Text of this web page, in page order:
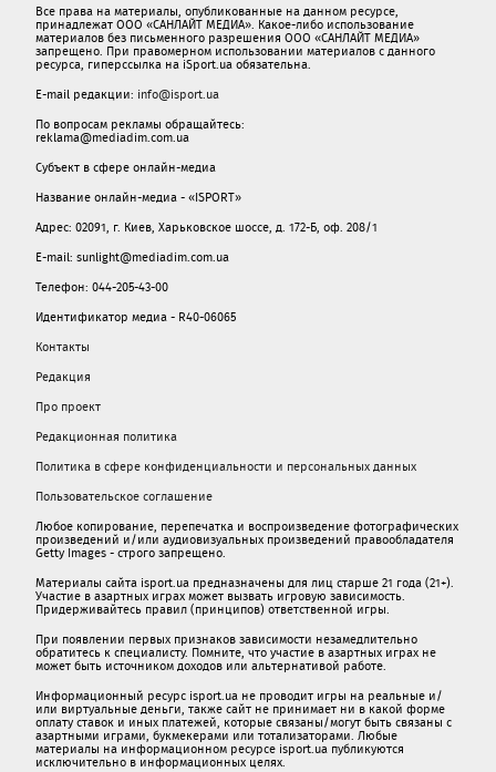
Все права на материалы, опубликованные на данном ресурсе,
принадлежат ООО «САНЛАЙТ МЕДИА». Какое-либо использование
материалов без письменного разрешения ООО «САНЛАЙТ МЕДИА»
запрещено. При правомерном использовании материалов с данного
ресурса, гиперссылка на iSport.ua обязательна.
E-mail редакции: info@isport.ua
По вопросам рекламы обращайтесь:
reklama@mediadim.com.ua
Субъект в сфере онлайн-медиа
Название онлайн-медиа - «ISPORT»
Адрес: 02091, г. Киев, Харьковское шоссе, д. 172-Б, оф. 208/1
E-mail: sunlight@mediadim.com.ua
Телефон: 044-205-43-00
Идентификатор медиа - R40-06065
Контакты
Редакция
Про проект
Редакционная политика
Политика в сфере конфиденциальности и персональных данных
Пользовательское соглашение
Любое копирование, перепечатка и воспроизведение фотографических
произведений и/или аудиовизуальных произведений правообладателя
Getty Images - строго запрещено.
Материалы сайта isport.ua предназначены для лиц старше 21 года (21+).
Участие в азартных играх может вызвать игровую зависимость.
Придерживайтесь правил (принципов) ответственной игры.
При появлении первых признаков зависимости незамедлительно
обратитесь к специалисту. Помните, что участие в азартных играх не
может быть источником доходов или альтернативой работе.
Информационный ресурс isport.ua не проводит игры на реальные и/
или виртуальные деньги, также сайт не принимает ни в какой форме
oплaту ставок и иных платежей, которые связаны/могут быть связаны c
азартными игрaми, букмекерами или тотализаторами. Любые
материалы на информационном ресурсе isport.ua публикуютcя
исключительно в информационных целях.